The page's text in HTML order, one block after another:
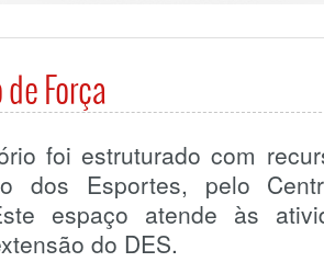
Força
foi estruturado com
dos Esportes, pelo
espaço atende às
do DES.